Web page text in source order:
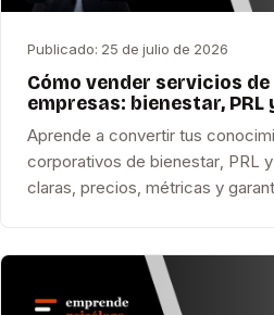
Publicado: 25 de julio de 2026
Cómo vender servicios
empresas: bienestar, PRL
Aprende a convertir tus
corporativos de bienestar, PRL
claras, precios, métricas y